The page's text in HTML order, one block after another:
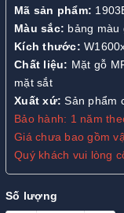
Mã sản phẩm:
Màu sắc: bảng màu
Kích thước:
Chất liệu: Mặt gỗ
mặt sắt
Xuất xứ: Sản phẩm
Bảo hành: 1 năm
Giá chưa bao gồm
Quý khách vui lòng
Số lượng